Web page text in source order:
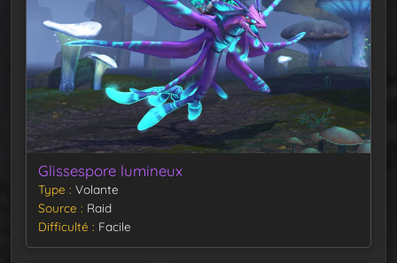
Glissespore lumineux
Type
Volante
Source
Raid
Difficulté
Facile